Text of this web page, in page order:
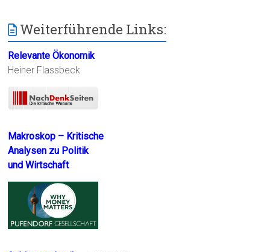
Weiterführende Links:
Relevante Ökonomik
Heiner Flassbeck
Makroskop – Kritische
Analysen zu Politik
und Wirtschaft